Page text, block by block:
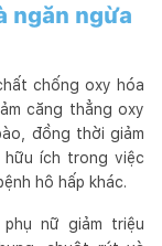
ngăn ngừa
chống oxy hóa
căng thẳng oxy
đồng thời giảm
ích trong việc
hô hấp khác.
nữ giảm triệu